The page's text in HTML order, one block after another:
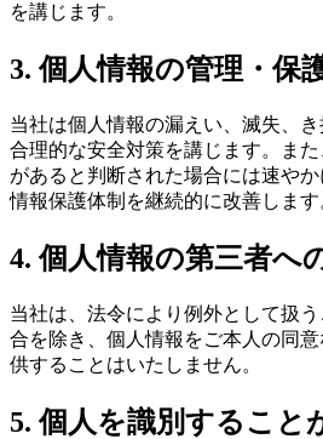
を講じます。
3. 個人情報の管理・保
当社は個人情報の漏えい、滅失、
合理的な安全対策を講じます。ま
があると判断された場合には速や
情報保護体制を継続的に改善します
4. 個人情報の第三者へ
当社は、法令により例外として扱
合を除き、個人情報をご本人の同
供することはいたしません。
5. 個人を識別すること